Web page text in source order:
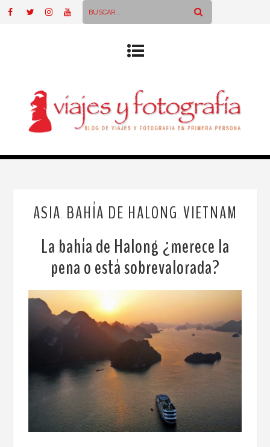
ASIA BAHÍA DE HALONG VIETNAM
La bahía de Halong ¿merece la
pena o está sobrevalorada?